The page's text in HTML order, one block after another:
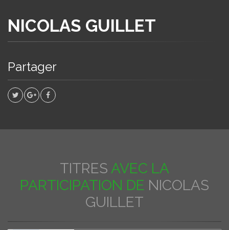
NICOLAS GUILLET
Partager
TITRES AVEC LA
PARTICIPATION DE NICOLAS
GUILLET